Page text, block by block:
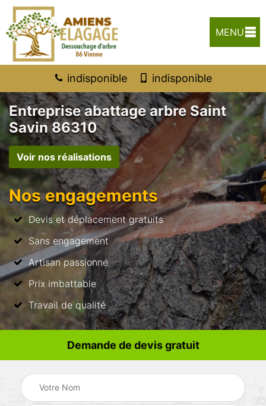
MENU
indisponible indisponible
Entreprise abattage arbre Saint
Savin 86310
Voir nos réalisations
Nos engagements
Devis et déplacement gratuits
Sans engagement
Artisan passionné
Prix imbattable
Travail de qualité
Demande de devis gratuit